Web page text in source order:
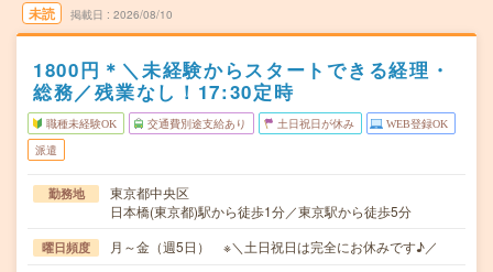
未読 掲載日 2026/08/10
1800円＊＼未経験からスタートできる経理・
総務／残業なし！17:30定時
職種未経験OK 交通費別途支給あり 土日祝日が休み WEB登録OK
派遣
勤務地
東京都中央区
日本橋(東京都)駅から徒歩1分／東京駅から徒歩5分
曜日頻度 月～金（週5日） ※＼土日祝日は完全にお休みです♪／